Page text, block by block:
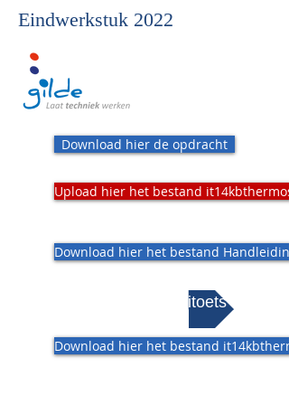
Eindwerkstuk 2022
Download hier de opdracht
Upload hier het bestand
Download hier het bestand
Maak hier de minitoets
Download hier het bestand